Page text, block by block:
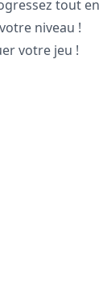
tout
niveau !
votre jeu !